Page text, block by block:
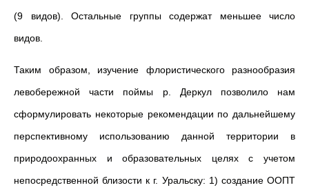
(9 видов). Остальные группы содержат меньшее число
видов.
Таким образом, изучение флористического разнообразия
левобережной части поймы р. Деркул позволило нам
сформулировать некоторые рекомендации по дальнейшему
перспективному использованию данной территории в
природоохранных и образовательных целях с учетом
непосредственной близости к г. Уральску: 1) создание ООПТ